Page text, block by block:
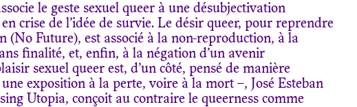
le geste sexuel queer à une désubjectivation
crise de l’idée de survie. Le désir queer, pour reprendre
(No Future), est associé à la non-reproduction, à la
finalité, et, enfin, à la négation d’un avenir
sexuel queer est, d’un côté, pensé de manière
exposition à la perte, voire à la mort –, José Esteban
Utopia, conçoit au contraire le queerness comme